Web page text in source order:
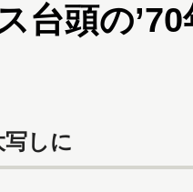
頭の’70
しに